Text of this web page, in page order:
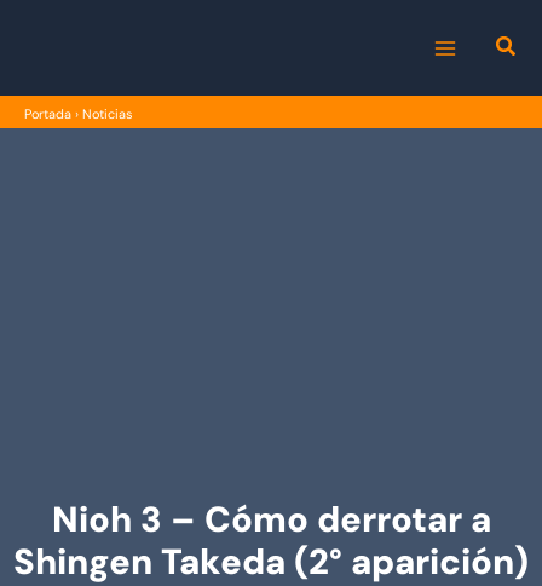
MENU
Portada › Noticias
Nioh 3 – Cómo derrotar a
Shingen Takeda (2° aparición)